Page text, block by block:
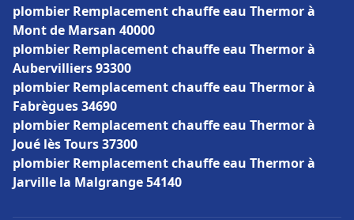
plombier Remplacement chauffe eau Thermor à
Mont de Marsan 40000
plombier Remplacement chauffe eau Thermor à
Aubervilliers 93300
plombier Remplacement chauffe eau Thermor à
Fabrègues 34690
plombier Remplacement chauffe eau Thermor à
Joué lès Tours 37300
plombier Remplacement chauffe eau Thermor à
Jarville la Malgrange 54140